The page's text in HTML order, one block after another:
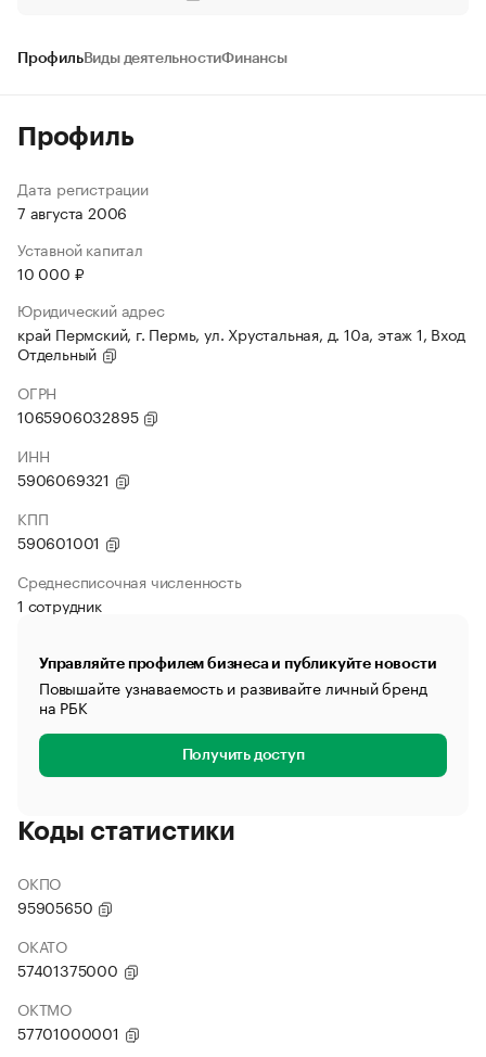
ПрофильВиды деятельностиФинансы
Профиль
Дата регистрации
7 августа 2006
Уставной капитал
10 000 ₽
Юридический адрес
край Пермский, г. Пермь, ул. Хрустальная, д. 10а, этаж 1, Вход
Отдельный
ОГРН
1065906032895
ИНН
5906069321
КПП
590601001
Среднесписочная численность
1 сотрудник
Управляйте профилем бизнеса и публикуйте новости
Повышайте узнаваемость и развивайте личный бренд
на РБК
Получить доступ
Коды статистики
ОКПО
95905650
ОКАТО
57401375000
ОКТМО
57701000001